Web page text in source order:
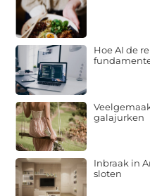
Hoe AI de
galajurken
Inbraak in
sloten